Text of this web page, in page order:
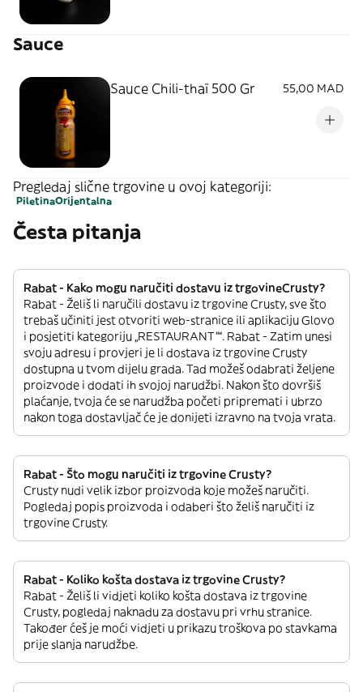
Sauce
Sauce Chili-thaï 500 Gr 55,00 MAD
Pregledaj slične trgovine u ovoj kategoriji:
PiletinaOrijentalna
Česta pitanja
Rabat - Kako mogu naručiti dostavu iz trgovineCrusty?
Rabat - Želiš li naručili dostavu iz trgovine Crusty, sve što
trebaš učiniti jest otvoriti web-stranice ili aplikaciju Glovo
i posjetiti kategoriju „RESTAURANT”“. Rabat - Zatim unesi
svoju adresu i provjeri je li dostava iz trgovine Crusty
dostupna u tvom dijelu grada. Tad možeš odabrati željene
proizvode i dodati ih svojoj narudžbi. Nakon što dovršiš
plaćanje, tvoja će se narudžba početi pripremati i ubrzo
nakon toga dostavljač će je donijeti izravno na tvoja vrata.
Rabat - Što mogu naručiti iz trgovine Crusty?
Crusty nudi velik izbor proizvoda koje možeš naručiti.
Pogledaj popis proizvoda i odaberi što želiš naručiti iz
trgovine Crusty.
Rabat - Koliko košta dostava iz trgovine Crusty?
Rabat - Želiš li vidjeti koliko košta dostava iz trgovine
Crusty, pogledaj naknadu za dostavu pri vrhu stranice.
Također ćeš je moći vidjeti u prikazu troškova po stavkama
prije slanja narudžbe.